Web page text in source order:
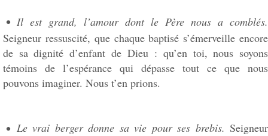
Il est grand, l’amour dont le Père nous a comblés.
Seigneur ressuscité, que chaque baptisé s’émerveille encore
de sa dignité d’enfant de Dieu : qu’en toi, nous soyons
témoins de l’espérance qui dépasse tout ce que nous
pouvons imaginer. Nous t’en prions.
Le vrai berger donne sa vie pour ses brebis. Seigneur